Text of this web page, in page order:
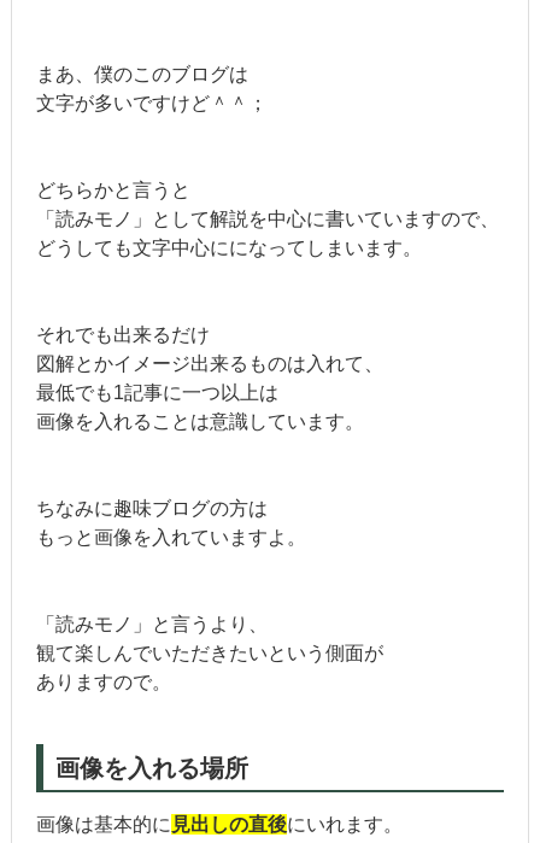
まあ、僕のこのブログは
文字が多いですけど＾＾；
どちらかと言うと
「読みモノ」として解説を中心に書いていますので、
どうしても文字中心にになってしまいます。
それでも出来るだけ
図解とかイメージ出来るものは入れて、
最低でも1記事に一つ以上は
画像を入れることは意識しています。
ちなみに趣味ブログの方は
もっと画像を入れていますよ。
「読みモノ」と言うより、
観て楽しんでいただきたいという側面が
ありますので。
画像を入れる場所
画像は基本的に 見出しの直後にいれます。